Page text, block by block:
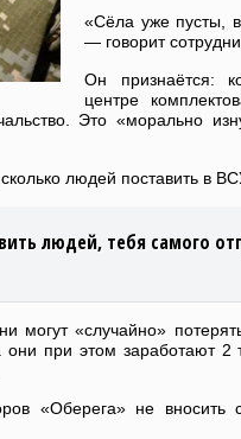
«Сёла уже пусты,
— говорит
Он признаётся:
центре
Это «морально
людей поставить в
людей, тебя самого
могут «случайно»
при этом заработают 2
«Оберега» не вносить